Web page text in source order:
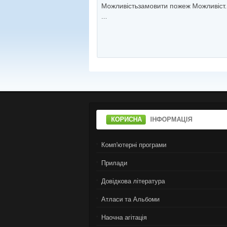
Можливiстьзамовити пожеж Можливiст...
КОРИСНА ІНФОРМАЦІЯ
Комп'ютерні програми
Прилади
Довідкова література
Атласи та Альбоми
Наочна агітація